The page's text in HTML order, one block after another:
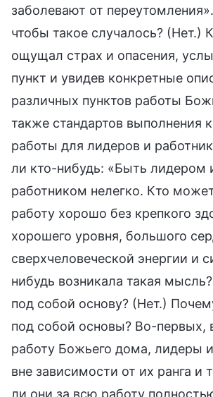
заболевают от
чтобы такое случалось? (Нет.)
ощущал страх и опасения,
пункт и увидев конкретные
различных пунктов работы
также стандартов выполнения
работы для лидеров и
ли кто-нибудь: «Быть лидером
работником нелегко. Кто
работу хорошо без крепкого
хорошего уровня, большого
сверхчеловеческой энергии и
нибудь возникала такая
под собой основу? (Нет.)
под собой основы? Во-первых,
работу Божьего дома, лидеры
вне зависимости от их ранга и
ли они за всю работу